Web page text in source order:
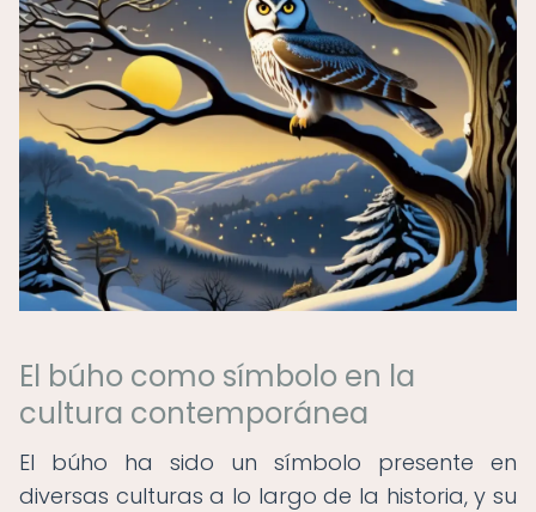
El búho como símbolo en la
cultura contemporánea
El búho ha sido un símbolo presente en
diversas culturas a lo largo de la historia, y su